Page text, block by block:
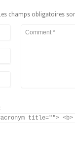
champs obligatoires
:
title=""> <b>